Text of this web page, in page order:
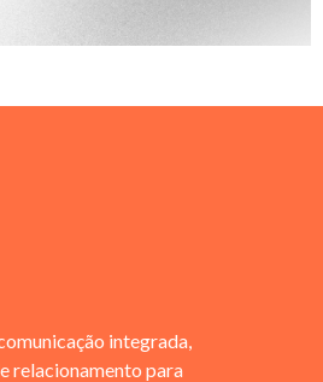
integrada,
relacionamento para